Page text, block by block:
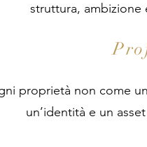
struttura, ambizione
proprietà non come
un’identità e un